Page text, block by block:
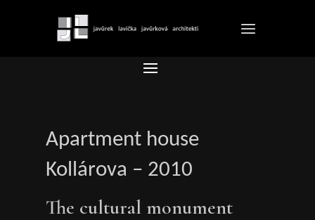
Apartment house
Kollárova – 2010
The cultural monument